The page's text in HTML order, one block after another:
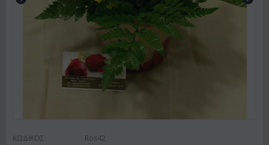
ΚΩΔΙΚΟΣ: Ros42